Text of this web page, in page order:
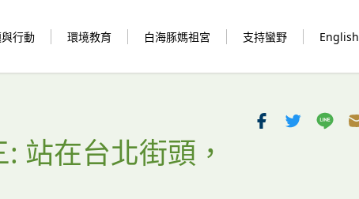
行動 環境教育 白海豚媽祖宮 支持蠻野 English
站在台北街頭，